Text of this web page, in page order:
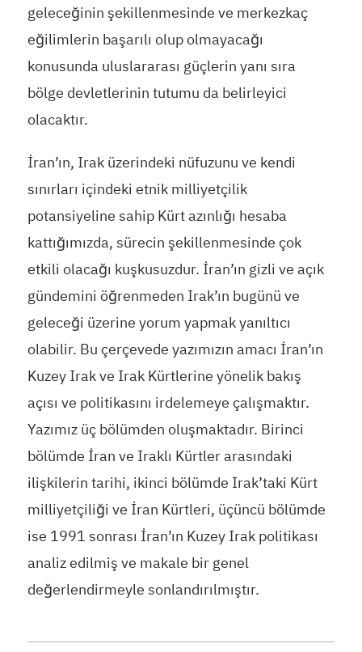
geleceğinin şekillenmesinde ve merkezkaç
eğilimlerin başarılı olup olmayacağı
konusunda uluslararası güçlerin yanı sıra
bölge devletlerinin tutumu da belirleyici
olacaktır.
İran’ın, Irak üzerindeki nüfuzunu ve kendi
sınırları içindeki etnik milliyetçilik
potansiyeline sahip Kürt azınlığı hesaba
kattığımızda, sürecin şekillenmesinde çok
etkili olacağı kuşkusuzdur. İran’ın gizli ve açık
gündemini öğrenmeden Irak’ın bugünü ve
geleceği üzerine yorum yapmak yanıltıcı
olabilir. Bu çerçevede yazımızın amacı İran’ın
Kuzey Irak ve Irak Kürtlerine yönelik bakış
açısı ve politikasını irdelemeye çalışmaktır.
Yazımız üç bölümden oluşmaktadır. Birinci
bölümde İran ve Iraklı Kürtler arasındaki
ilişkilerin tarihi, ikinci bölümde Irak’taki Kürt
milliyetçiliği ve İran Kürtleri, üçüncü bölümde
ise 1991 sonrası İran’ın Kuzey Irak politikası
analiz edilmiş ve makale bir genel
değerlendirmeyle sonlandırılmıştır.